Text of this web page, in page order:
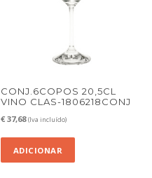
CONJ.6COPOS 20,5CL
VINO CLAS-1806218CONJ
€ 37,68 (Iva incluído)
ADICIONAR